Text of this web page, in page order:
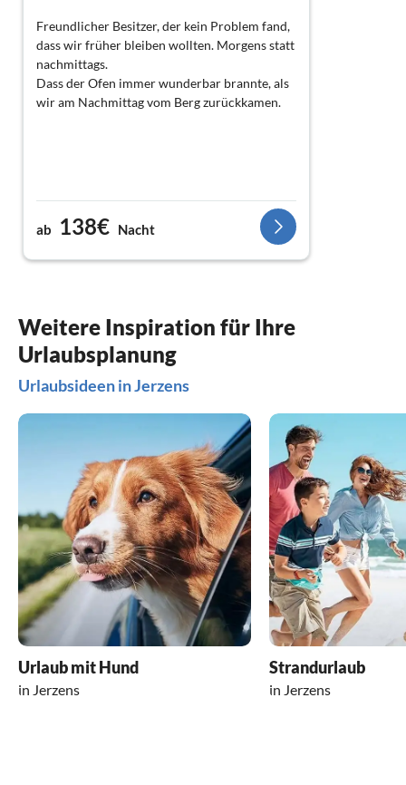
Freundlicher Besitzer, der kein Problem fand,
dass wir früher bleiben wollten. Morgens statt
nachmittags.
Dass der Ofen immer wunderbar brannte, als
wir am Nachmittag vom Berg zurückkamen.
ab 138€ Nacht
Weitere Inspiration für Ihre
Urlaubsplanung
Urlaubsideen in Jerzens
Urlaub mit Hund
in Jerzens
Strandurlaub
in Jerzens